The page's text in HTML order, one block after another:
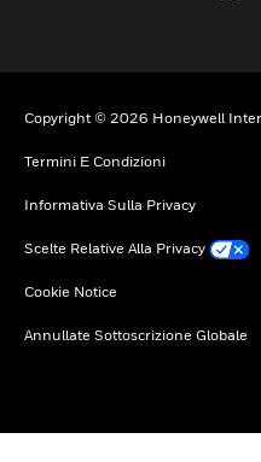
Copyright © 2026 Honeywell
Termini E Condizioni
Informativa Sulla Privacy
Scelte Relative Alla Privacy
Cookie Notice
Annullate Sottoscrizione Globale